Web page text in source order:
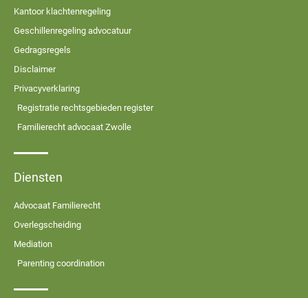
Kantoor klachtenregeling
Geschillenregeling advocatuur
Gedragsregels
Disclaimer
Privacyverklaring
Registratie rechtsgebieden register
Familierecht advocaat Zwolle
Diensten
Advocaat Familierecht
Overlegscheiding
Mediation
Parenting coordination